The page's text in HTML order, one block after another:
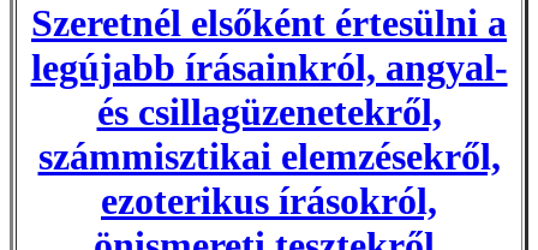
Szeretnél elsőként értesülni a
legújabb írásainkról, angyal-
és csillagüzenetekről,
számmisztikai elemzésekről,
ezoterikus írásokról,